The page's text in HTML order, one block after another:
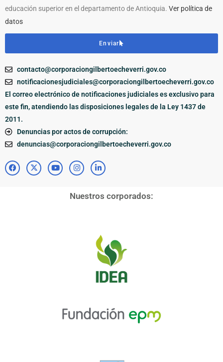
educación superior en el departamento de Antioquia. Ver política de
datos
Enviar
contacto@corporaciongilbertoecheverri.gov.co
notificacionesjudiciales@corporaciongilbertoecheverri.gov.co
El correo electrónico de notificaciones judiciales es exclusivo para
este fin, atendiendo las disposiciones legales de la Ley 1437 de
2011.
Denuncias por actos de corrupción:
denuncias@corporaciongilbertoecheverri.gov.co
Nuestros corporados: